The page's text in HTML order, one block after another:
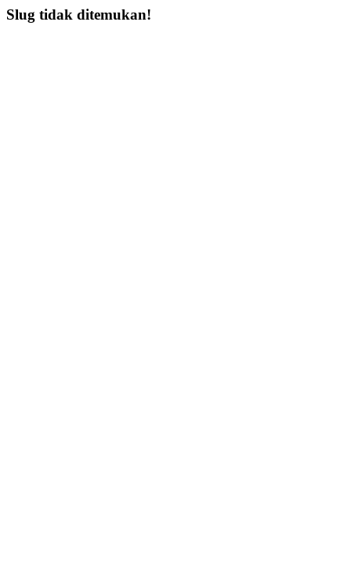
Slug tidak ditemukan!